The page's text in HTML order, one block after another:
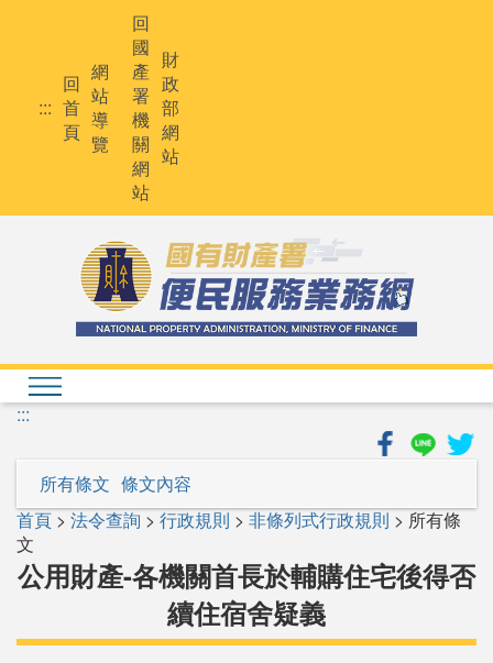
:::
回
首
頁
網
站
導
覽
回
國
產
署
機
關
網
站
財
政
部
網
站
:::
所有條文 條文內容
首頁 > 法令查詢 > 行政規則 > 非條列式行政規則 > 所有條
文
公用財產-各機關首長於輔購住宅後得否
續住宿舍疑義